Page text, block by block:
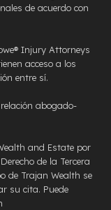
de acuerdo con
Injury Attorneys
acceso a los
entre sí.
abogado-
and Estate por
de la Tercera
de Trajan Wealth se
su cita. Puede